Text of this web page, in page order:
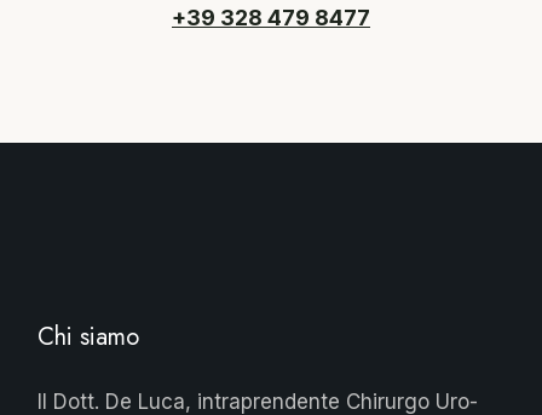
+39 328 479 8477
Chi siamo
Il Dott. De Luca, intraprendente Chirurgo Uro-